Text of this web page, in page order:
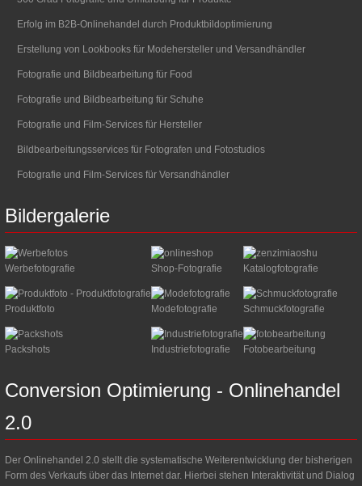
Erfolg im B2B-Onlinehandel durch Produktbildoptimierung
Erstellung von Lookbooks für Modehersteller und Versandhändler
Fotografie und Bildbearbeitung für Food
Fotografie und Bildbearbeitung für Schuhe
Fotografie und Film-Services für Hersteller
Bildbearbeitungsservices für Fotografen und Fotostudios
Fotografie und Film-Services für Versandhändler
Bildergalerie
Werbefotografie Shop-Fotografie Katalogfotografie
Produktfoto Modefotografie Schmuckfotografie
Packshots Industriefotografie Fotobearbeitung
Conversion Optimierung - Onlinehandel
2.0
Der Onlinehandel 2.0 stellt die systematische Weiterentwicklung der bisherigen
Form des Verkaufs über das Internet dar. Hierbei stehen Interaktivität und Dialog